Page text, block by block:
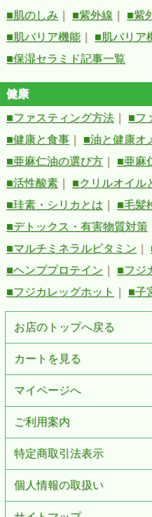
■肌のしみ
■紫外線
■紫
■肌バリア機能
■肌バリア
■保湿セラミド記事一覧
健康
■ファスティング方法
■フ
■健康と食事
■油と健康オ
■亜麻仁油の選び方
■亜麻
■活性酸素
■クリルオイル
■珪素・シリカとは
■毛髪
■デトックス・有害物質対策
■マルチミネラルビタミン
■ヘンププロテイン
■フジ
■フジカレッグホット
■子
お店のトップへ戻る
カートを見る
マイページへ
ご利用案内
特定商取引法表示
個人情報の取扱い